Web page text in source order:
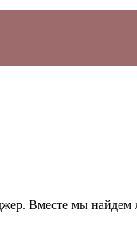
Вместе мы найдем